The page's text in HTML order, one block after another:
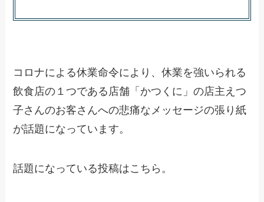
コロナによる休業命令により、休業を強いられる
飲食店の１つである店舗「かつくに」の店主えつ
子さんのお客さんへの悲痛なメッセージの張り紙
が話題になっています。
話題になっている投稿はこちら。